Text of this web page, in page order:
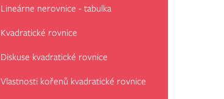
Lineárne nerovnice - tabulka
Kvadratické rovnice
Diskuse kvadratické rovnice
Vlastnosti kořenů kvadratické rovnice